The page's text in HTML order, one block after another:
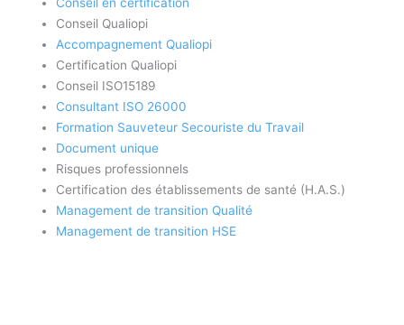
Conseil Qualiopi
Accompagnement Qualiopi
Certification Qualiopi
Conseil ISO15189
Consultant ISO 26000
Formation Sauveteur Secouriste du Travail
Document unique
Risques professionnels
Certification des établissements de santé (H.A.S.)
Management de transition Qualité
Management de transition HSE